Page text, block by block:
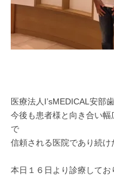
医療法人I’sMEDICAL安部
今後も患者様と向き合い
で
信頼される医院であり続け
本日１６日より診療してお